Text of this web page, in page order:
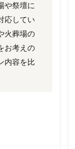
や祭壇に
応してい
火葬場の
お考えの
内容を比